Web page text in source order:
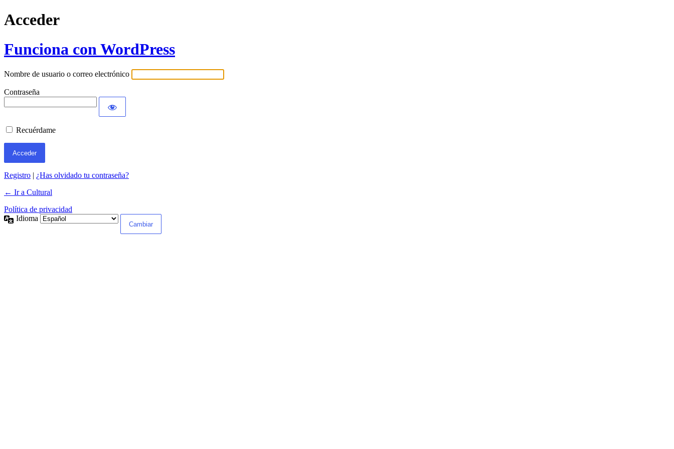
Acceder
Funciona con WordPress
Nombre de usuario o correo electrónico
Contraseña
Recuérdame
Registro | ¿Has olvidado tu contraseña?
← Ir a Cultural
Política de privacidad
Idioma